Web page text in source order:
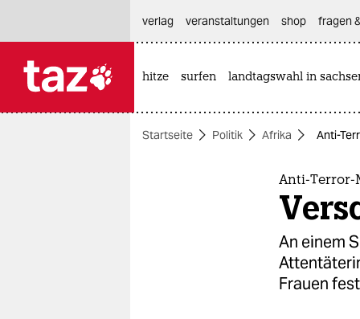
themen
verlag
veranstaltungen shop fragen
hitze surfen landtagswahl in
Startseite Politik Afrika Anti-
Anti-Terror-
An einem
Frauen